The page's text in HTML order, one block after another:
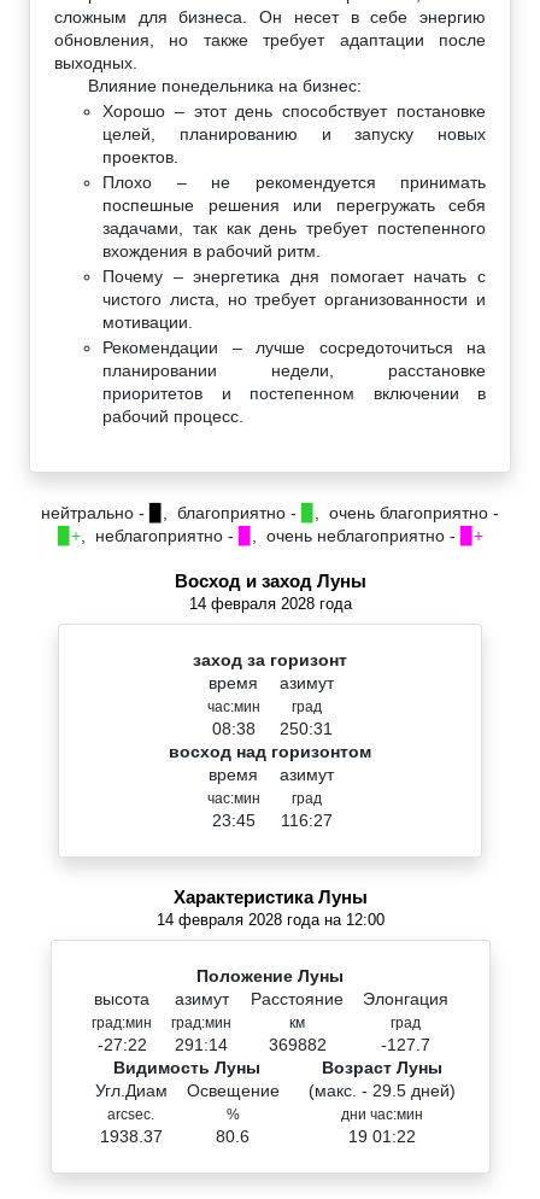
сложным для бизнеса. Он несет в себе энергию
обновления, но также требует адаптации после
выходных.
Влияние понедельника на бизнес:
Хорошо – этот день способствует постановке
целей, планированию и запуску новых
проектов.
Плохо – не рекомендуется принимать
поспешные решения или перегружать себя
задачами, так как день требует постепенного
вхождения в рабочий ритм.
Почему – энергетика дня помогает начать с
чистого листа, но требует организованности и
мотивации.
Рекомендации – лучше сосредоточиться на
планировании недели, расстановке
приоритетов и постепенном включении в
рабочий процесс.
нейтрально - , благоприятно -
, очень благоприятно -
▉+, неблагоприятно - , очень неблагоприятно - ▉+
Восход и заход Луны
14 февраля 2028 года
заход за горизонт
время
час:мин
08:38
азимут
град
250:31
восход над горизонтом
время
час:мин
23:45
азимут
град
116:27
Характеристика Луны
14 февраля 2028 года на 12:00
Положение Луны
высота
град:мин
-27:22
азимут
град:мин
291:14
Расстояние
км
369882
Элонгация
град
-127.7
Видимость Луны
Угл.Диам
arcsec.
1938.37
Освещение
%
80.6
Возраст Луны
(макс. - 29.5 дней)
дни час:мин
19 01:22